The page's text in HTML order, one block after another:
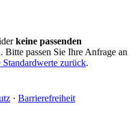
keine passenden
Bitte passen Sie Ihre Anfrage an
Standardwerte zurück.
· Barrierefreiheit